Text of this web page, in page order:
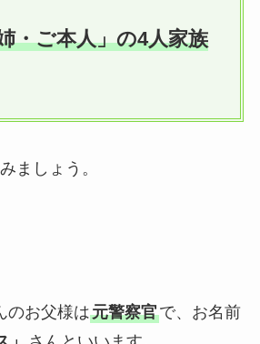
・ご本人」の4人家族
ましょう。
のお父様は元警察官で、お名前